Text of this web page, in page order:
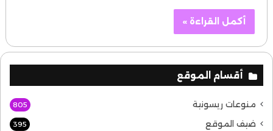
أكمل القراءة »
أقسام الموقع
منوعات ريسونية 805
ضيف الموقع 395